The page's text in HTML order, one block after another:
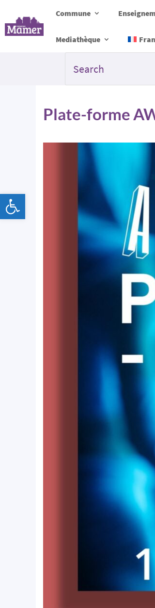
Commune
Mediathèque
Plate-forme
Ouvrir la barre d’outils